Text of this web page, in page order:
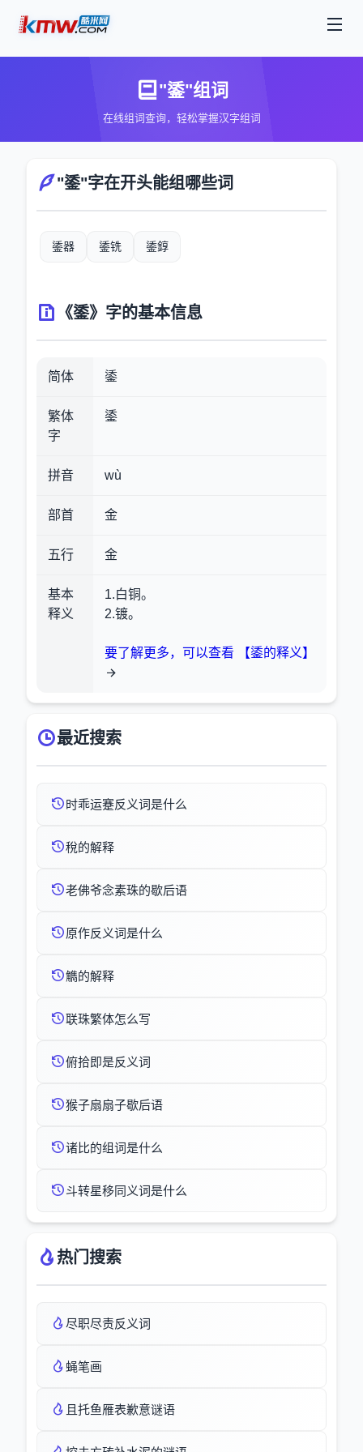
"鋈"组词
在线组词查询，轻松掌握汉字组词
"鋈"字在开头能组哪些词
鋈器 鋈铣 鋈錞
《鋈》字的基本信息
简体 鋈
繁体
字
鋈
拼音 wù
部首 金
五行 金
基本
释义
1.白铜。
2.镀。
要了解更多，可以查看 【鋈的释义】
最近搜索
时乖运蹇反义词是什么
稅的解释
老佛爷念素珠的歇后语
原作反义词是什么
觹的解释
联珠繁体怎么写
俯拾即是反义词
猴子扇扇子歇后语
诸比的组词是什么
斗转星移同义词是什么
热门搜索
尽职尽责反义词
蝇笔画
且托鱼雁表歉意谜语